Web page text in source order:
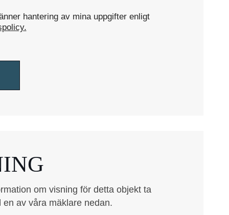
hantering av mina uppgifter enligt
om visning för detta objekt ta
en av våra mäklare nedan.